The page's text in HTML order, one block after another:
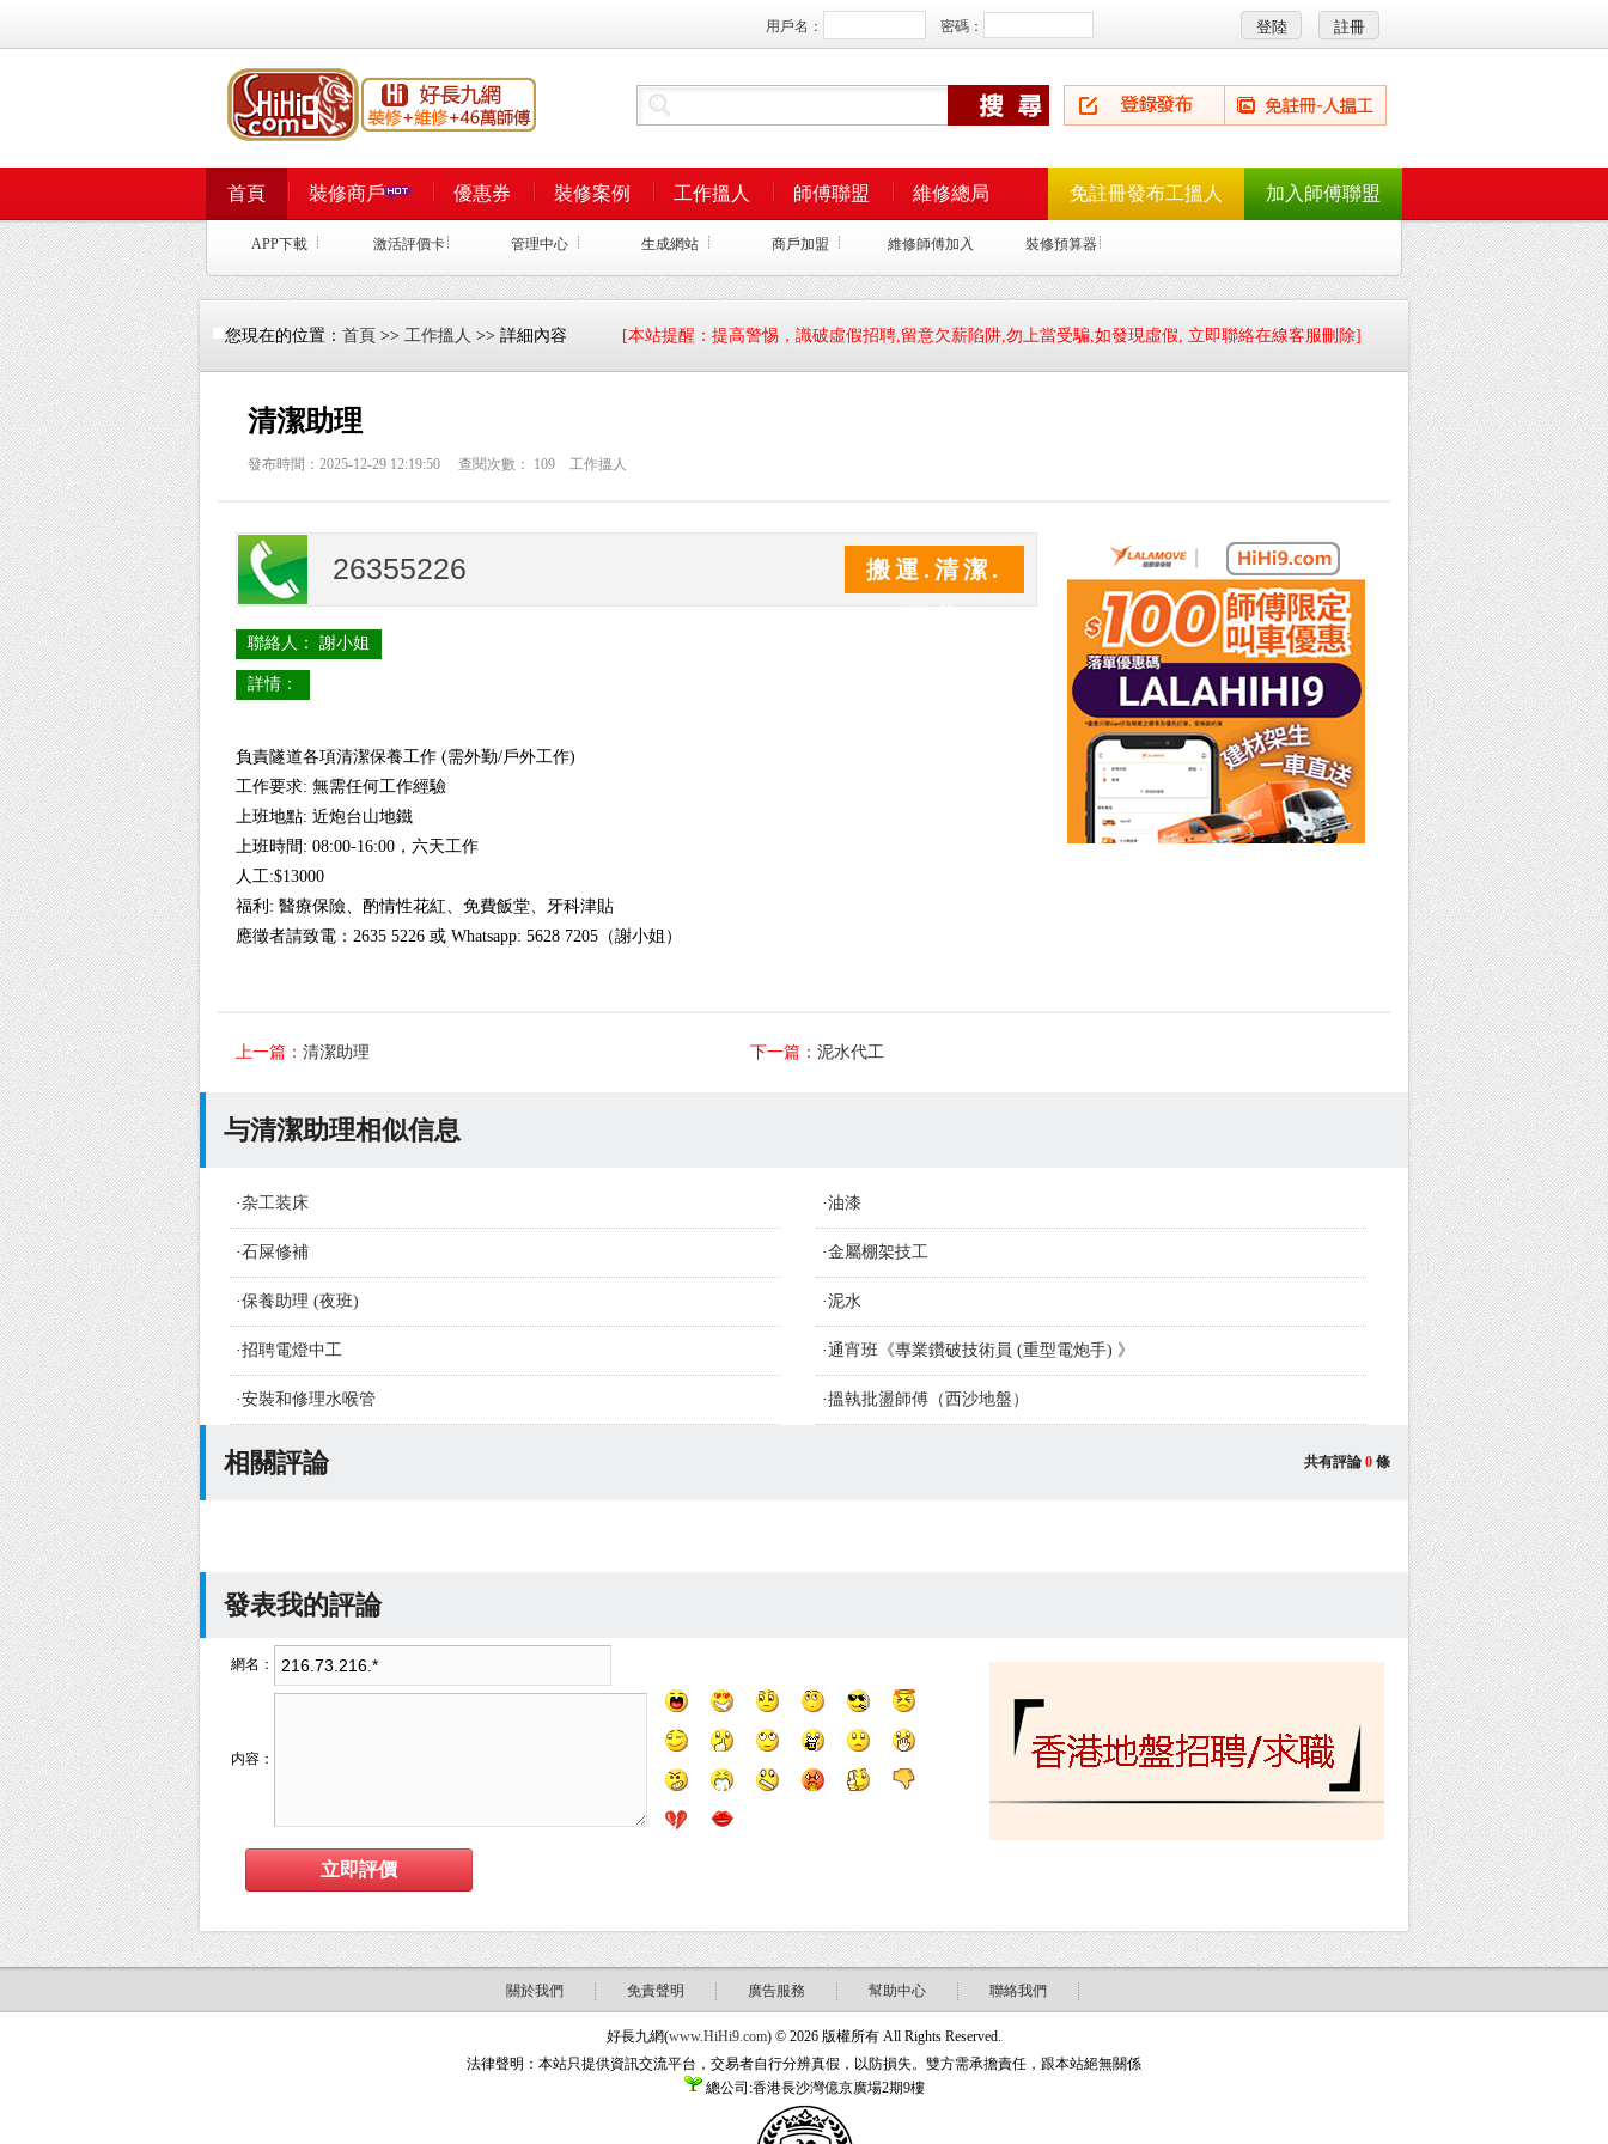
用戶名： 密碼：
首頁 裝修商戶 優惠券 裝修案例 工作搵人 師傅聯盟 維修總局 加入師傅聯盟
免註冊發布工搵人
APP下載 激活評價卡 管理中心 生成網站 商戶加盟 維修師傅加入 裝修預算器
您現在的位置： 首頁 >> 工作搵人 >> 詳細內容 [本站提醒：提高警惕，識破虛假招聘,留意欠薪陷阱,勿上當受騙,如發現虛假, 立即聯絡在線客服刪除]
清潔助理
發布時間：2025-12-29 12:19:50 查閱次數： 109 工作搵人
26355226
搬運.清潔.
聯絡人： 謝小姐
詳情：
負責隧道各項清潔保養工作 (需外勤/戶外工作)
工作要求: 無需任何工作經驗
上班地點: 近炮台山地鐵
上班時間 : 08:00-16:00 ， 六天工作
人工:$13000
福利 : 醫療保險、酌情性花紅、免費飯堂、牙科津貼
應徵者請致電： 2635 5226 或 Whatsapp: 5628 7205 （謝小姐）
上一篇： 清潔助理 下一篇： 泥水代工
与清潔助理相似信息
·杂工装床 ·油漆
·石屎修補 ·金屬棚架技工
·保養助理 (夜班) ·泥水
·招聘電燈中工 ·通宵班《專業鑽破技術員 (重型電炮手) 》
·安裝和修理水喉管 ·搵執批盪師傅（西沙地盤）
共有評論 0 條
相關評論
發表我的評論
網名：
内容：
關於我們 免責聲明 廣告服務 幫助中心 聯絡我們
好長九網(www.HiHi9.com) © 2026 版權所有 All Rights Reserved.
法律聲明：本站只提供資訊交流平台，交易者自行分辨真假，以防損失。雙方需承擔責任，跟本站絕無關係
總公司:香港長沙灣億京廣場2期9樓